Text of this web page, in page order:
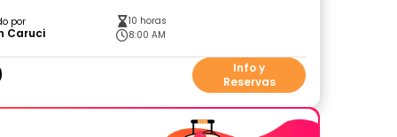
por
Caruci
10 horas
8:00 AM
Info y
Reservas